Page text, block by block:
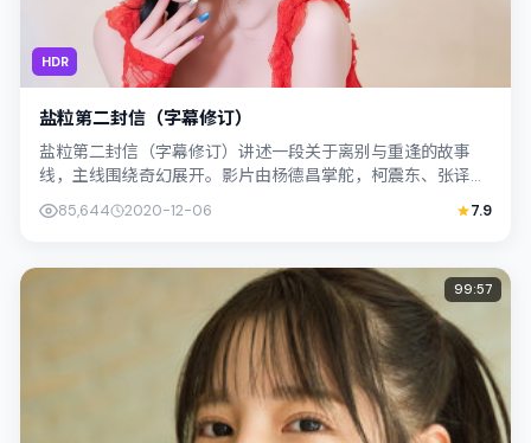
HDR
盐粒第二封信（字幕修订）
盐粒第二封信（字幕修订）讲述一段关于离别与重逢的故事
线，主线围绕奇幻展开。影片由杨德昌掌舵，柯震东、张译联
合出演；外景与泰国（曼谷）的城市纹理紧...
85,644 2020-12-06 7.9
99:57